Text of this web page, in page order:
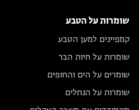
שומרות על הטבע
קמפיינים למען הטבע
שומרות על חיות הבר
שומרים על הים והחופים
שומרות על הנחלים